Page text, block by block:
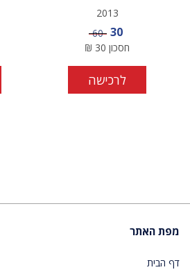
2013
מחיר מבצע
30 מחיר
60
חסכון 30
₪
לרכישה
מפת האתר
דף הבית